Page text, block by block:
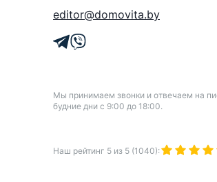
editor@domovita.by
Мы принимаем звонки и отвечаем на
будние дни с 9:00 до 18:00.
Наш рейтинг 5 из 5 (1040):